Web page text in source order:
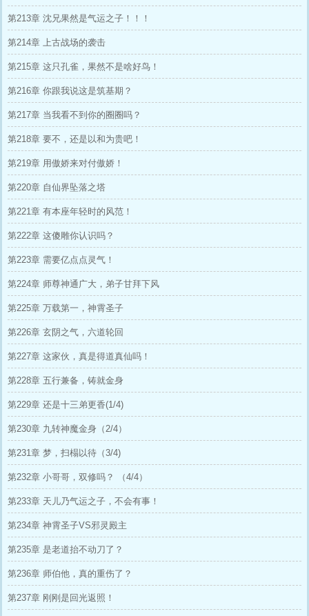
第213章 沈兄果然是气运之子！！！
第214章 上古战场的袭击
第215章 这只孔雀，果然不是啥好鸟！
第216章 你跟我说这是筑基期？
第217章 当我看不到你的圈圈吗？
第218章 要不，还是以和为贵吧！
第219章 用傲娇来对付傲娇！
第220章 自仙界坠落之塔
第221章 有本座年轻时的风范！
第222章 这傻雕你认识吗？
第223章 需要亿点点灵气！
第224章 师尊神通广大，弟子甘拜下风
第225章 万载第一，神霄圣子
第226章 玄阴之气，六道轮回
第227章 这家伙，真是得道真仙吗！
第228章 五行兼备，铸就金身
第229章 还是十三弟更香(1/4)
第230章 九转神魔金身（2/4）
第231章 梦，扫榻以待（3/4)
第232章 小哥哥，双修吗？ （4/4）
第233章 天儿乃气运之子，不会有事！
第234章 神霄圣子VS邪灵殿主
第235章 是老道抬不动刀了？
第236章 师伯他，真的重伤了？
第237章 刚刚是回光返照！